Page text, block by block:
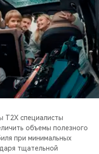
T2X специалисты
объемы полезного
при минимальных
тщательной